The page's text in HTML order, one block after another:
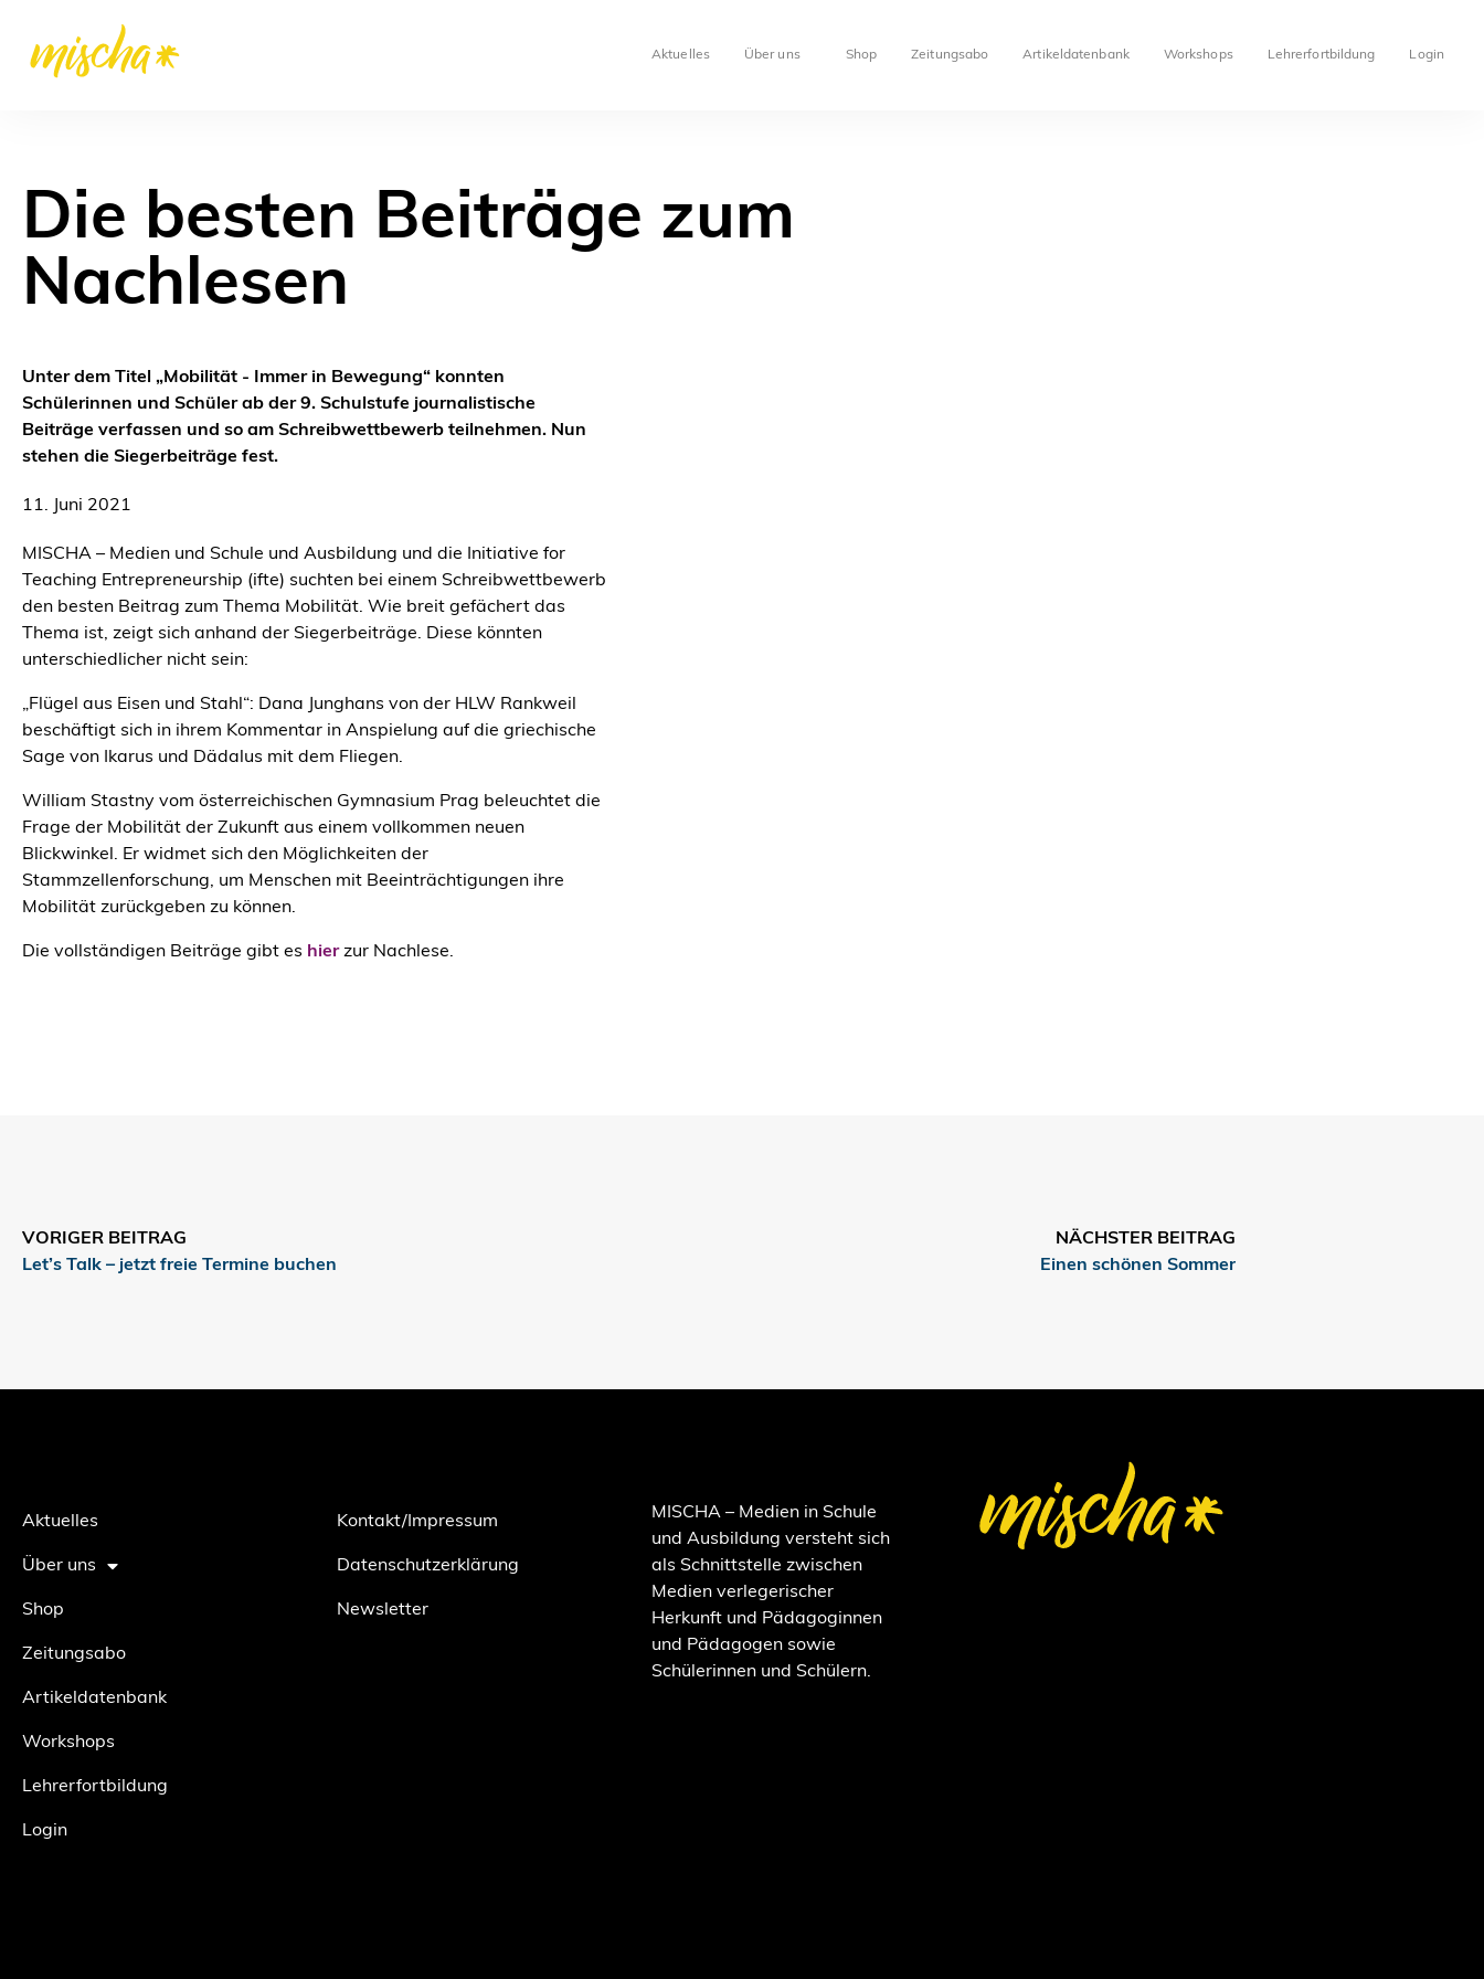
Aktuelles Über uns Shop Zeitungsabo Artikeldatenbank Workshops Lehrerfortbildung Login
Die besten Beiträge zum
Nachlesen
Unter dem Titel „Mobilität - Immer in Bewegung“ konnten
Schülerinnen und Schüler ab der 9. Schulstufe journalistische
Beiträge verfassen und so am Schreibwettbewerb teilnehmen. Nun
stehen die Siegerbeiträge fest.
11. Juni 2021
MISCHA – Medien und Schule und Ausbildung und die Initiative for
Teaching Entrepreneurship (ifte) suchten bei einem Schreibwettbewerb
den besten Beitrag zum Thema Mobilität. Wie breit gefächert das
Thema ist, zeigt sich anhand der Siegerbeiträge. Diese könnten
unterschiedlicher nicht sein:
„Flügel aus Eisen und Stahl“: Dana Junghans von der HLW Rankweil
beschäftigt sich in ihrem Kommentar in Anspielung auf die griechische
Sage von Ikarus und Dädalus mit dem Fliegen.
William Stastny vom österreichischen Gymnasium Prag beleuchtet die
Frage der Mobilität der Zukunft aus einem vollkommen neuen
Blickwinkel. Er widmet sich den Möglichkeiten der
Stammzellenforschung, um Menschen mit Beeinträchtigungen ihre
Mobilität zurückgeben zu können.
Die vollständigen Beiträge gibt es hier zur Nachlese.
VORIGER BEITRAG
Let’s Talk – jetzt freie Termine buchen
NÄCHSTER BEITRAG
Einen schönen Sommer
Aktuelles
Über uns
Shop
Zeitungsabo
Artikeldatenbank
Workshops
Lehrerfortbildung
Login
Kontakt/Impressum
Datenschutzerklärung
Newsletter
MISCHA – Medien in Schule
und Ausbildung versteht sich
als Schnittstelle zwischen
Medien verlegerischer
Herkunft und Pädagoginnen
und Pädagogen sowie
Schülerinnen und Schülern.